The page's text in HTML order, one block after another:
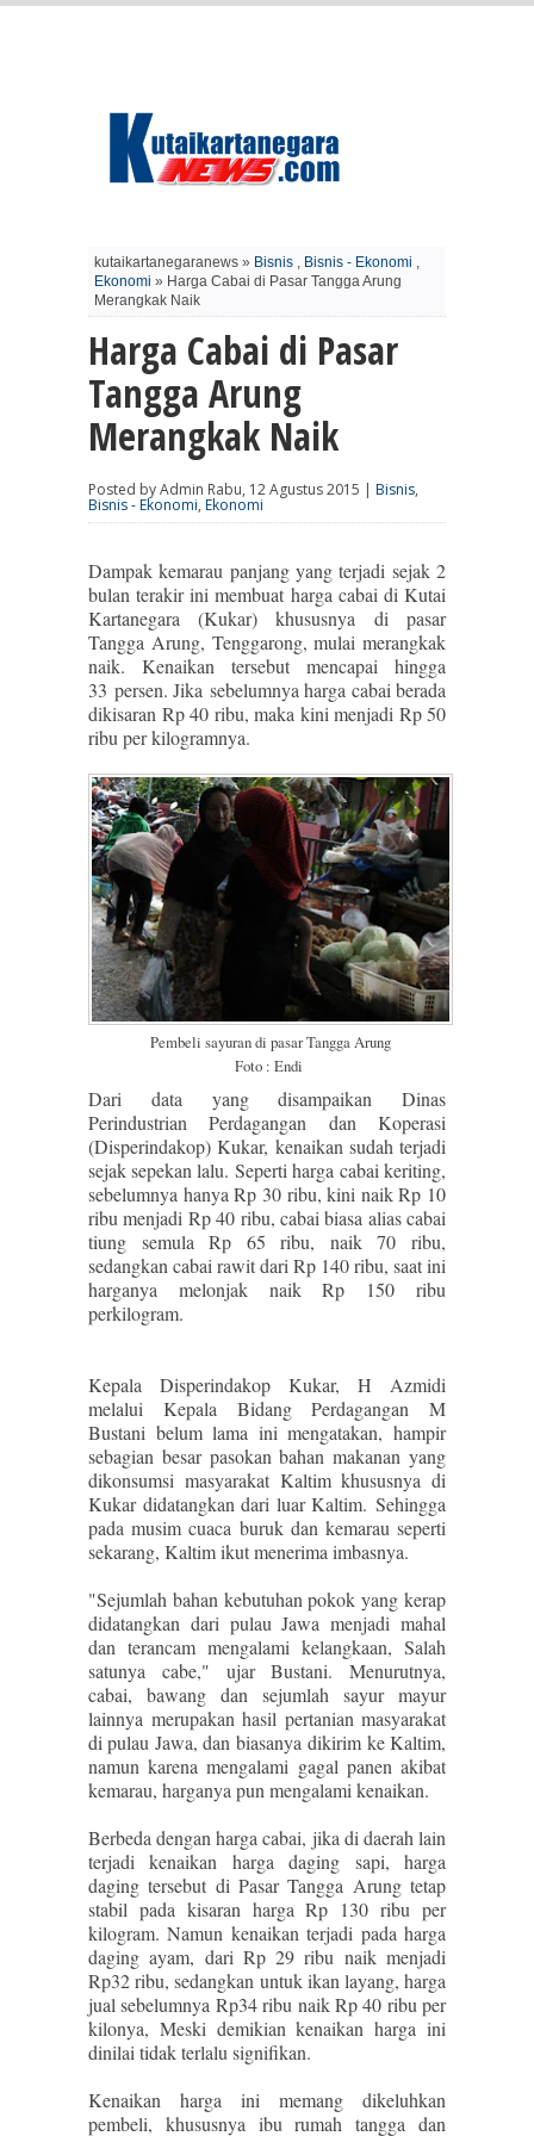
kutaikartanegaranews » Bisnis , Bisnis - Ekonomi ,
Ekonomi » Harga Cabai di Pasar Tangga Arung
Merangkak Naik
Harga Cabai di Pasar
Tangga Arung
Merangkak Naik
Posted by Admin Rabu, 12 Agustus 2015 | Bisnis,
Bisnis - Ekonomi, Ekonomi
Dampak kemarau panjang yang terjadi sejak 2
bulan terakir ini membuat harga cabai di Kutai
Kartanegara (Kukar) khususnya di pasar
Tangga Arung, Tenggarong, mulai merangkak
naik. Kenaikan tersebut mencapai hingga
33 persen. Jika sebelumnya harga cabai berada
dikisaran Rp 40 ribu, maka kini menjadi Rp 50
ribu per kilogramnya.
Pembeli sayuran di pasar Tangga Arung
Foto : Endi
Dari data yang disampaikan Dinas
Perindustrian Perdagangan dan Koperasi
(Disperindakop) Kukar, kenaikan sudah terjadi
sejak sepekan lalu. Seperti harga cabai keriting,
sebelumnya hanya Rp 30 ribu, kini naik Rp 10
ribu menjadi Rp 40 ribu, cabai biasa alias cabai
tiung semula Rp 65 ribu, naik 70 ribu,
sedangkan cabai rawit dari Rp 140 ribu, saat ini
harganya melonjak naik Rp 150 ribu
perkilogram.
Kepala Disperindakop Kukar, H Azmidi
melalui Kepala Bidang Perdagangan M
Bustani belum lama ini mengatakan, hampir
sebagian besar pasokan bahan makanan yang
dikonsumsi masyarakat Kaltim khususnya di
Kukar didatangkan dari luar Kaltim. Sehingga
pada musim cuaca buruk dan kemarau seperti
sekarang, Kaltim ikut menerima imbasnya.
"Sejumlah bahan kebutuhan pokok yang kerap
didatangkan dari pulau Jawa menjadi mahal
dan terancam mengalami kelangkaan, Salah
satunya cabe," ujar Bustani. Menurutnya,
cabai, bawang dan sejumlah sayur mayur
lainnya merupakan hasil pertanian masyarakat
di pulau Jawa, dan biasanya dikirim ke Kaltim,
namun karena mengalami gagal panen akibat
kemarau, harganya pun mengalami kenaikan.
Berbeda dengan harga cabai, jika di daerah lain
terjadi kenaikan harga daging sapi, harga
daging tersebut di Pasar Tangga Arung tetap
stabil pada kisaran harga Rp 130 ribu per
kilogram. Namun kenaikan terjadi pada harga
daging ayam, dari Rp 29 ribu naik menjadi
Rp32 ribu, sedangkan untuk ikan layang, harga
jual sebelumnya Rp34 ribu naik Rp 40 ribu per
kilonya, Meski demikian kenaikan harga ini
dinilai tidak terlalu signifikan.
Kenaikan harga ini memang dikeluhkan
pembeli, khususnya ibu rumah tangga dan